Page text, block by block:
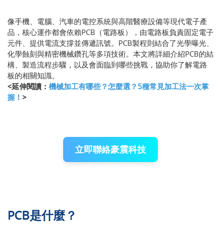
像手機、電腦、汽車的電控系統與高階醫療設備等現代電子產
品，核心運作都會依賴PCB（電路板），由電路板負責固定電子
元件、提供電流支撐並傳遞訊號。PCB製程則結合了光學曝光、
化學蝕刻與精密機械鑽孔等多項技術。本文將詳細介紹PCB的結
構、製造流程步驟，以及會面臨到哪些挑戰，協助你了解電路
板的相關知識。
<延伸閱讀： 機械加工有哪些？怎麼選？5種常見加工法一次掌
握！ >
立即聯絡豪震科技
PCB是什麼？